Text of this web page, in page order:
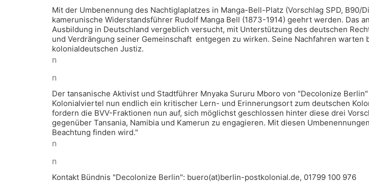
Mit der Umbenennung des Nachtiglaplatzes in Manga-Bell-Platz (Vorschlag SPD,
kamerunische Widerstandsführer Rudolf Manga Bell (1873-1914) geehrt werden. Das
Ausbildung in Deutschland vergeblich versucht, mit Unterstützung des deutschen
und Verdrängung seiner Gemeinschaft entgegen zu wirken. Seine Nachfahren
kolonialdeutschen Justiz.
n
n
Der tansanische Aktivist und Stadtführer Mnyaka Sururu Mboro von "Decolonize
Kolonialviertel nun endlich ein kritischer Lern- und Erinnerungsort zum deutschen
fordern die BVV-Fraktionen nun auf, sich möglichst geschlossen hinter diese drei
gegenüber Tansania, Namibia und Kamerun zu engagieren. Mit diesen
Beachtung finden wird."
n
n
Kontakt Bündnis "Decolonize Berlin": buero(at)berlin-postkolonial.de, 01799 100 976